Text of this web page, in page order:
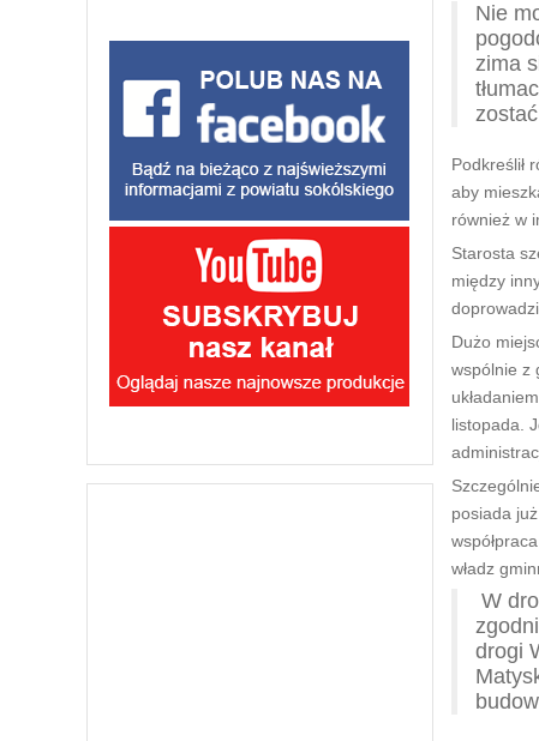
Nie
zima
Podkreślił
aby
również w
Starosta
między
Dużo
wspólnie z
listopada.
posiada
władz
W
drogi